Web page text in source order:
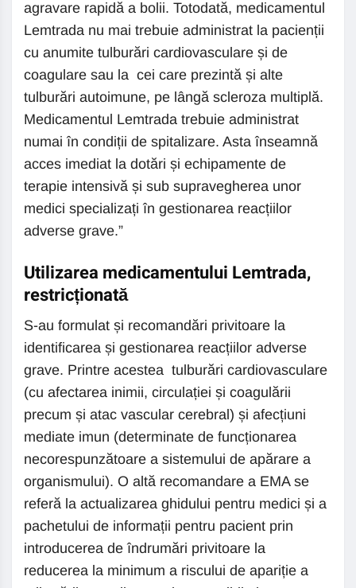
agravare rapidă a bolii. Totodată, medicamentul
Lemtrada nu mai trebuie administrat la pacienții
cu anumite tulburări cardiovasculare și de
coagulare sau la cei care prezintă și alte
tulburări autoimune, pe lângă scleroza multiplă.
Medicamentul Lemtrada trebuie administrat
numai în condiții de spitalizare. Asta înseamnă
acces imediat la dotări și echipamente de
terapie intensivă și sub supravegherea unor
medici specializați în gestionarea reacțiilor
adverse grave.”
Utilizarea medicamentului Lemtrada,
restricționată
S-au formulat și recomandări privitoare la
identificarea și gestionarea reacțiilor adverse
grave. Printre acestea tulburări cardiovasculare
(cu afectarea inimii, circulației și coagulării
precum și atac vascular cerebral) și afecțiuni
mediate imun (determinate de funcționarea
necorespunzătoare a sistemului de apărare a
organismului). O altă recomandare a EMA se
referă la actualizarea ghidului pentru medici și a
pachetului de informații pentru pacient prin
introducerea de îndrumări privitoare la
reducerea la minimum a riscului de apariție a